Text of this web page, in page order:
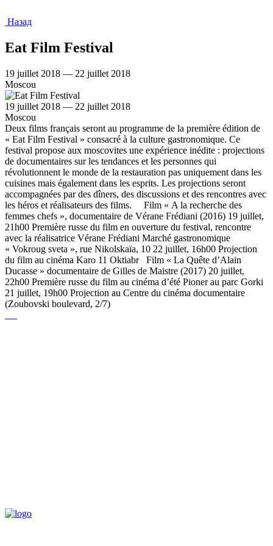
Назад
Eat Film Festival
19 juillet 2018 — 22 juillet 2018
Moscou
19 juillet 2018 — 22 juillet 2018
Moscou
Deux films français seront au programme de la première édition de
« Eat Film Festival » consacré à la culture gastronomique. Ce
festival propose aux moscovites une expérience inédite : projections
de documentaires sur les tendances et les personnes qui
révolutionnent le monde de la restauration pas uniquement dans les
cuisines mais également dans les esprits. Les projections seront
accompagnées par des dîners, des discussions et des rencontres avec
les héros et réalisateurs des films. Film « A la recherche des
femmes chefs », documentaire de Vérane Frédiani (2016) 19 juillet,
21h00 Première russe du film en ouverture du festival, rencontre
avec la réalisatrice Vérane Frédiani Marché gastronomique
« Vokroug sveta », rue Nikolskaïa, 10 22 juillet, 16h00 Projection
du film au cinéma Karo 11 Oktiabr Film « La Quête d’Alain
Ducasse » documentaire de Gilles de Maistre (2017) 20 juillet,
22h00 Première russe du film au cinéma d’été Pioner au parc Gorki
21 juillet, 19h00 Projection au Centre du cinéma documentaire
(Zoubovski boulevard, 2/7)